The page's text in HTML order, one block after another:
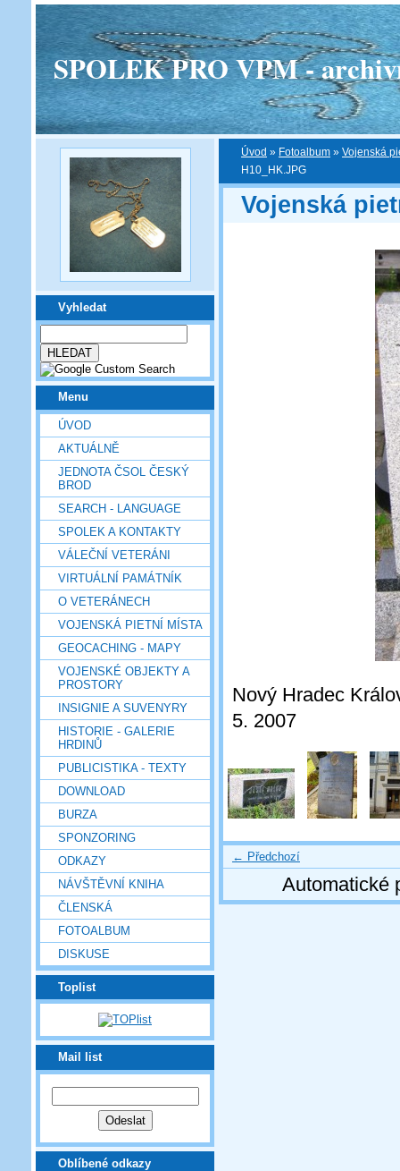
SPOLEK PRO VPM -
Vyhledat
Menu
ÚVOD
AKTUÁLNĚ
JEDNOTA ČSOL ČESKÝ
BROD
SEARCH - LANGUAGE
SPOLEK A KONTAKTY
VÁLEČNÍ VETERÁNI
VIRTUÁLNÍ PAMÁTNÍK
O VETERÁNECH
VOJENSKÁ PIETNÍ MÍSTA
GEOCACHING - MAPY
VOJENSKÉ OBJEKTY A
PROSTORY
INSIGNIE A SUVENYRY
HISTORIE - GALERIE
HRDINŮ
PUBLICISTIKA - TEXTY
DOWNLOAD
BURZA
SPONZORING
ODKAZY
NÁVŠTĚVNÍ KNIHA
ČLENSKÁ
FOTOALBUM
DISKUSE
Toplist
Mail list
Oblíbené odkazy
Úvod » Fotoalbum » Vojenská
H10_HK.JPG
Vojenská
Nový Hradec
5. 2007
← Předchozí
Automatické